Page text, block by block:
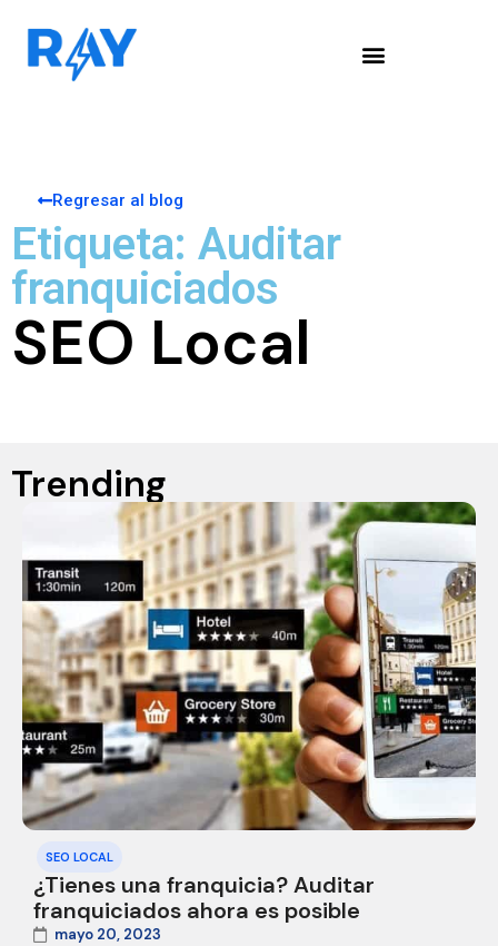
Regresar al blog
Etiqueta: Auditar
franquiciados
SEO Local
Trending
SEO LOCAL
¿Tienes una franquicia? Auditar
franquiciados ahora es posible
mayo 20, 2023